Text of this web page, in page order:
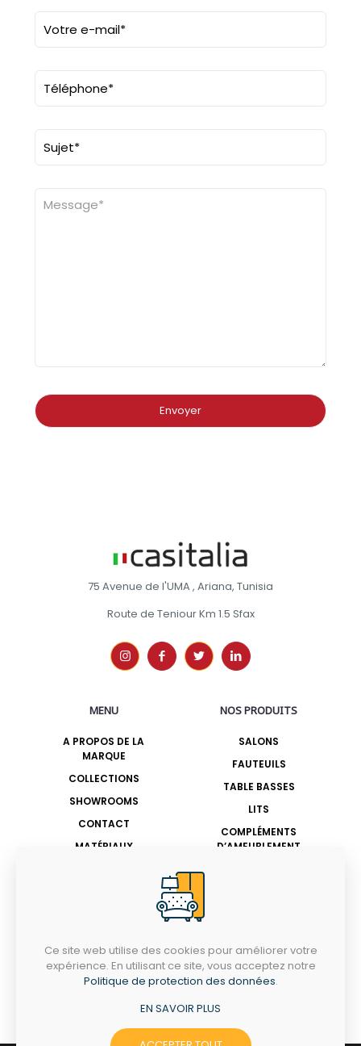
75 Avenue de l'UMA , Ariana, Tunisia
Route de Teniour Km 1.5 Sfax
MENU
A PROPOS DE LA
MARQUE
COLLECTIONS
SHOWROOMS
CONTACT
MATÉRIAUX
NOS PRODUITS
SALONS
FAUTEUILS
TABLE BASSES
LITS
COMPLÉMENTS
D’AMEUBLEMENT
BESOIN DE CONSEIL ?
+216 70 721 483
Email : contact@casitalia.com.tn
LUNDI - SAMEDI
9h - 19h
Ce site web utilise des cookies pour améliorer votre
expérience. En utilisant ce site, vous acceptez notre
Politique de protection des données.
EN SAVOIR PLUS